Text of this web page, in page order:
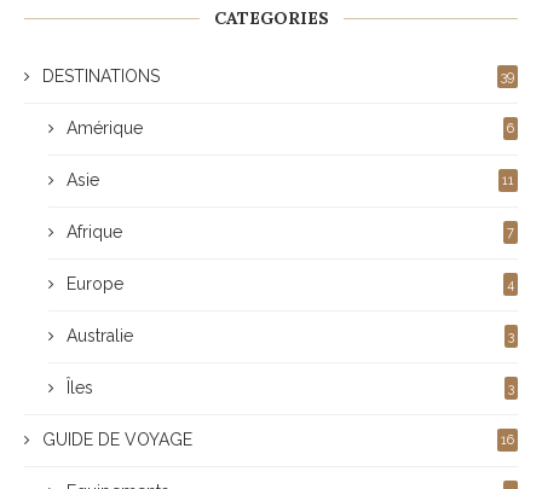
CATEGORIES
DESTINATIONS 39
Amérique 6
Asie 11
Afrique 7
Europe 4
Australie 3
Îles 3
GUIDE DE VOYAGE 16